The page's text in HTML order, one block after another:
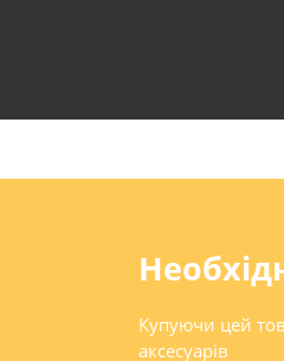
Купуючи цей
аксесуарів